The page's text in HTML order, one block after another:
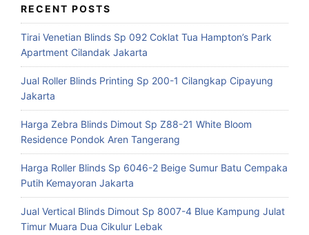
RECENT POSTS
Tirai Venetian Blinds Sp 092 Coklat Tua Hampton’s Park
Apartment Cilandak Jakarta
Jual Roller Blinds Printing Sp 200-1 Cilangkap Cipayung
Jakarta
Harga Zebra Blinds Dimout Sp Z88-21 White Bloom
Residence Pondok Aren Tangerang
Harga Roller Blinds Sp 6046-2 Beige Sumur Batu Cempaka
Putih Kemayoran Jakarta
Jual Vertical Blinds Dimout Sp 8007-4 Blue Kampung Julat
Timur Muara Dua Cikulur Lebak